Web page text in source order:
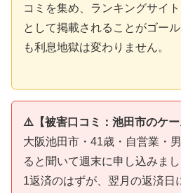
コミを集め、ランキングサイ
として掲載されることがゴー
も利息地獄は変わりません。
⚠️【被害口コミ：池田市のケー
大阪池田市・41歳・自営業・
ると聞いて週末に申し込みま
1返済のはずが、翌月の返済日